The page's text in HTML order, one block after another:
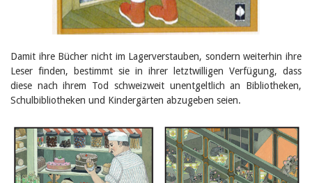
Schweizer Literatur
Alle Tags
Autoren
Julie Greub
Birgit Libiszewski
Ursula Strahm
Sandra Dettwyler
Céline Graf
Felicitas Isler
Andrea Grichting
Therese von Weissenfluh
Damit ihre Bücher nicht im Lagerverstauben, sondern weiterhin ihre
Leser finden, bestimmt sie in ihrer letztwilligen Verfügung, dass
diese nach ihrem Tod schweizweit unentgeltlich an Bibliotheken,
Schulbibliotheken und Kindergärten abzugeben seien.